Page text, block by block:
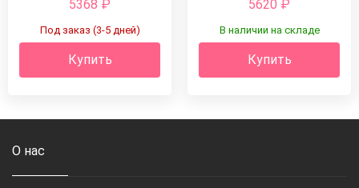
5368 ₽
Под заказ (3-5 дней)
Купить
5620 ₽
В наличии на складе
Купить
О нас